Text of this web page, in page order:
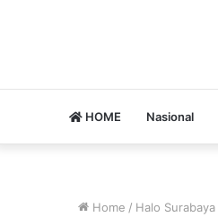
HOME Nasional
Home / Halo Surabaya